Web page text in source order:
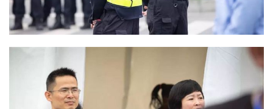
观
察